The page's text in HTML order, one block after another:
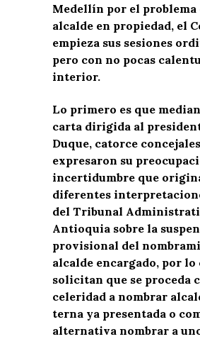
Medellín por el problema
alcalde en propiedad, el
empieza sus sesiones
pero con no pocas
interior.
Lo primero es que
carta dirigida al
Duque, catorce concejales
expresaron su
incertidumbre que
diferentes
del Tribunal
Antioquia sobre la
provisional del
alcalde encargado, por lo
solicitan que se proceda
celeridad a nombrar
terna ya presentada o
alternativa nombrar a